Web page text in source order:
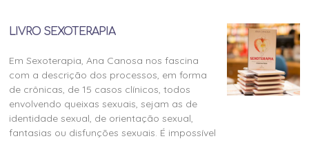
LIVRO SEXOTERAPIA
Em Sexoterapia, Ana Canosa nos fascina
com a descrição dos processos, em forma
de crônicas, de 15 casos clínicos, todos
envolvendo queixas sexuais, sejam as de
identidade sexual, de orientação sexual,
fantasias ou disfunções sexuais. É impossível